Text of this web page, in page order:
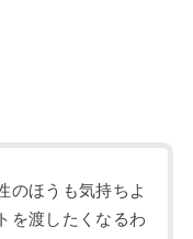
のほうも気持ちよ
を渡したくなるわ